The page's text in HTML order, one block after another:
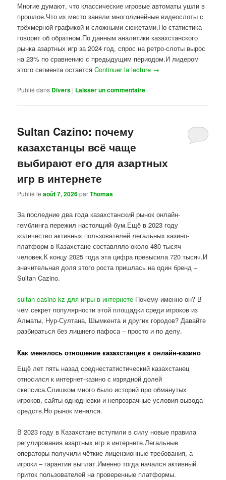
Многие думают, что классические игровые автоматы ушли в
прошлое.Что их место заняли многолинейные видеослоты с
трёхмерной графикой и сложными сюжетами.Но статистика
говорит об обратном.По данным аналитики казахстанского
рынка азартных игр за 2024 год, спрос на ретро-слоты вырос
на 23% по сравнению с предыдущим периодом.И лидером
этого сегмента остаётсяContinuer la lecture →
Publié dans Divers | Laisser un commentaire
Sultan Cazino: почему
казахстанцы всё чаще
выбирают его для азартных
игр в интернете
Publié leaoût 7, 2026parThomas
За последние два года казахстанский рынок онлайн-
гемблинга пережил настоящий бум.Ещё в 2023 году
количество активных пользователей легальных казино-
платформ в Казахстане составляло около 480 тысяч
человек.К концу 2025 года эта цифра превысила 720 тысяч.И
значительная доля этого роста пришлась на один бренд –
Sultan Cazino.
sultan casino kz для игры в интернете Почему именно он? В
чём секрет популярности этой площадки среди игроков из
Алматы, Нур-Султана, Шымкента и других городов? Давайте
разбираться без лишнего пафоса – просто и по делу.
Как менялось отношение казахстанцев к онлайн-казино
Ещё лет пять назад среднестатистический казахстанец
относился к интернет-казино с изрядной долей
скепсиса.Слишком много было историй про обманутых
игроков, сайты-однодневки и непрозрачные условия вывода
средств.Но рынок менялся.
В 2023 году в Казахстане вступили в силу новые правила
регулирования азартных игр в интернете.Легальные
операторы получили чёткие лицензионные требования, а
игроки – гарантии выплат.Именно тогда начался активный
приток пользователей на проверенные платформы.